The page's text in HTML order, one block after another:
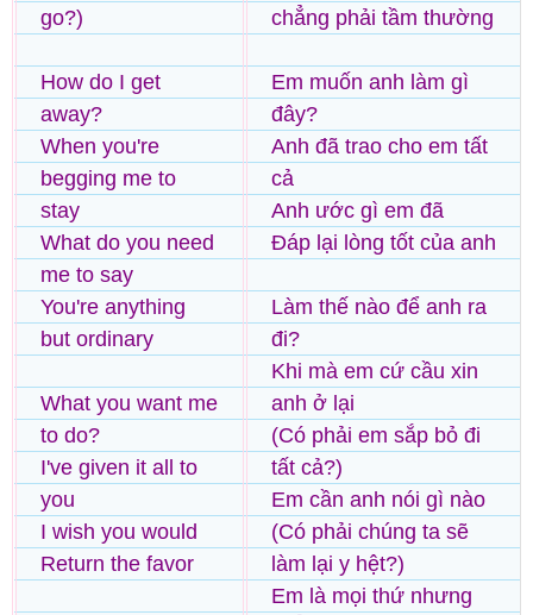
go?)
How do I get
away?
When you're
begging me to
stay
What do you need
me to say
You're anything
but ordinary
What you want me
to do?
I've given it all to
you
I wish you would
Return the favor
chẳng phải tầm thường
Em muốn anh làm gì
đây?
Anh đã trao cho em tất
cả
Anh ước gì em đã
Đáp lại lòng tốt của anh
Làm thế nào để anh ra
đi?
Khi mà em cứ cầu xin
anh ở lại
(Có phải em sắp bỏ đi
tất cả?)
Em cần anh nói gì nào
(Có phải chúng ta sẽ
làm lại y hệt?)
Em là mọi thứ nhưng